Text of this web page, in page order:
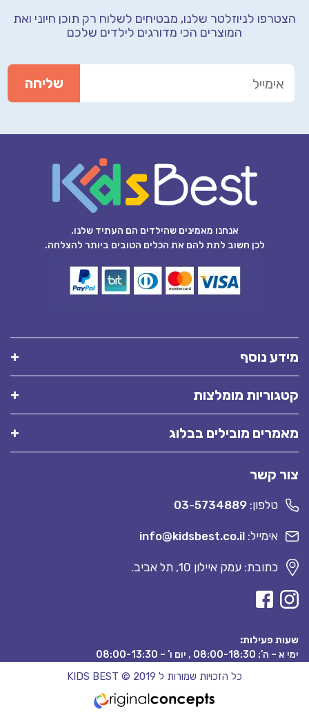
הצטרפו לניוזלטר שלנו, מבטיחים לשלוח רק תוכן חיוני ואת
המוצרים הכי מדורגים לילדים שלכם
אנחנו מאמינים שהילדים הם העתיד שלנו.
לכן חשוב לתת להם את הכלים הטובים ביותר להצלחה.
מידע נוסף
קטגוריות מומלצות
מאמרים מובילים בבלוג
צור קשר
טלפון: 03-5734889
אימייל: info@kidsbest.co.il
כתובת: עמק איילון 10, תל אביב.
שעות פעילות:
ימי א – ה’: 08:00-18:30 , יום ו’ – 08:00-13:30
כל הזכויות שמורות ל KIDS BEST © 2019